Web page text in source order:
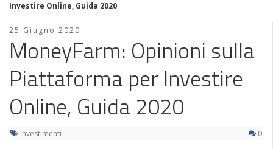
Investire Online, Guida 2020
25 Giugno 2020
MoneyFarm: Opinioni sulla
Piattaforma per Investire
Online, Guida 2020
Investimenti 0